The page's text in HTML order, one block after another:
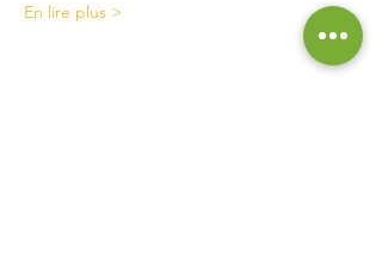
En lire plus >